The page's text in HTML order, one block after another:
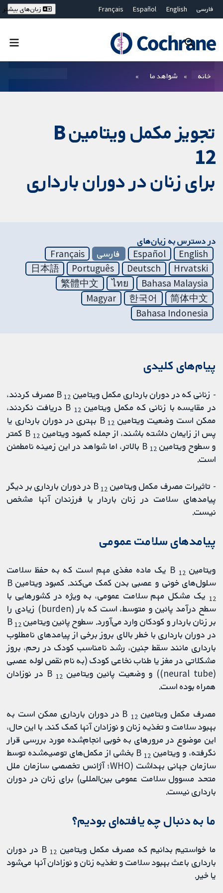
فارسی English
Español
Français
Bahasa Malaysia
ไทย
繁體中文
زبان‌های بیشتر
خانه شواهد ما
تجویز مکمل ویتامین B
12
برای زنان در دوران بارداری
در دسترس به زیان‌های
English
Español فارسی
Français
Hrvatski
Deutsch
Português
日本語
Bahasa Malaysia
ไทย
繁體中文
简体中文
한국어
Magyar
Bahasa Indonesia
پیام‌های کلیدی
- زنانی که در دوران بارداری مکمل ویتامین B 12
مصرف کردند،
در مقایسه با زنانی که مکمل ویتامین B 12
دریافت نکردند،
ممکن است وضعیت ویتامین B 12
بهتری در دوران بارداری یا
پس از زایمان داشته باشند، از جمله کمبود ویتامین B 12
کمتر
و سطوح ویتامین B 12
بالاتر، اما شواهد در این زمینه نامطمئن
است.
- تاثیرات مصرف مکمل ویتامین B 12
در دوران بارداری بر دیگر
پیامدهای سلامت در زنان باردار یا فرزندان آنها مشخص
نیست.
پیامدهای سلامت عمومی
ویتامین B 12
یک ماده مغذی مهم است که به حفظ سلامت
سلول‌های خونی و عصبی بدن کمک می‌کند. کمبود ویتامین B
12 یک مشکل مهم سلامت عمومی، به‌ ویژه در کشورهایی با
سطح درآمد پائین و متوسط​، ​است که بار (burden) زیادی را
بر زنان باردار و کودکان وارد می‌آورد. سطوح پائین ویتامین B 12
در دوران بارداری با خطر بالای بروز برخی از پیامدهای نامطلوب
بارداری مانند سقط جنین، رشد نامناسب کودک در رحم، بروز
مشکلاتی در مغز یا طناب نخاعی کودک (به نام نقص لوله عصبی
(neural tube)) و وضعیت پائین ویتامین B
12
در نوزادان
همراه بوده است.
مصرف مکمل ویتامین B 12
در دوران بارداری ممکن است به
بهبود سلامت و تغذیه زنان و نوزادان آنها کمک کند. با این حال،
این موضوع در مرورهای به‌ خوبی انجام‌شده مورد بررسی قرار
نگرفته، و ویتامین B 12
بخشی از مکمل‌های توصیه‌شده توسط
سازمان جهانی بهداشت (WHO؛ آژانس تخصصی سازمان ملل
متحد مسوول سلامت عمومی بین‌المللی) برای زنان در دوران
بارداری نیست.
ما به دنبال چه یافته‌ای بودیم؟
ما خواستیم بدانیم که مصرف مکمل ویتامین B 12
در دوران
بارداری باعث بهبود سلامت و تغذیه زنان و نوزادان آنها می‌شود
یا خیر.